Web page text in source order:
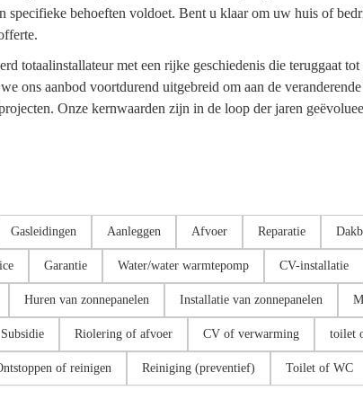
specifieke behoeften voldoet. Bent u klaar om uw huis of
totaalinstallateur met een rijke geschiedenis die teruggaat
ons aanbod voortdurend uitgebreid om aan de
Onze kernwaarden zijn in de loop der jaren
Gasleidingen Aanleggen Afvoer Reparatie
Garantie Water/water warmtepomp CV-installatie
Huren van zonnepanelen Installatie van zonnepanelen
Subsidie Riolering of afvoer CV of verwarming toilet
of reinigen Reiniging (preventief) Toilet of WC